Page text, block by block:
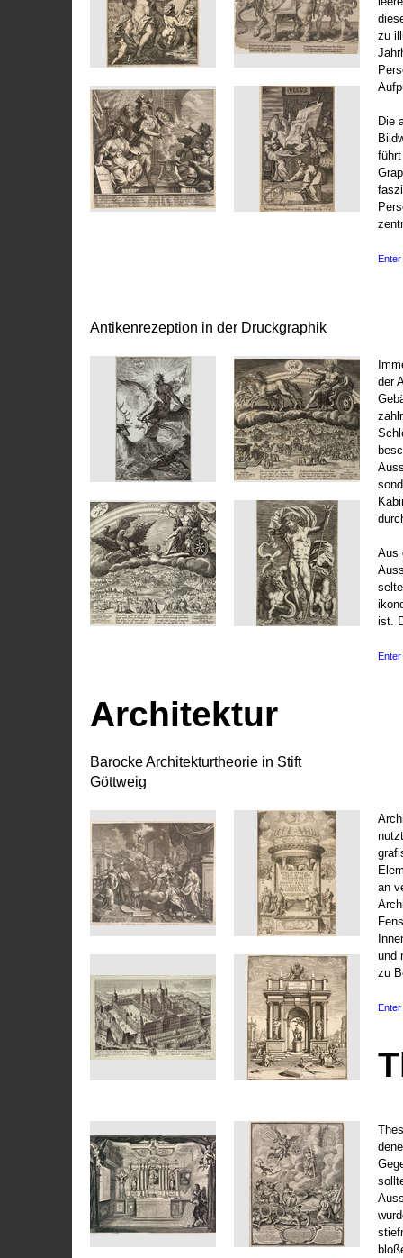
zu
Die
Enter
Antikenrezeption in der Druckgraphik
der
Aus
ist.
Enter
Architektur
Barocke Architekturtheorie in Stift
Göttweig
an
und
zu
Enter